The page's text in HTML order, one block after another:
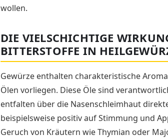
wollen.
DIE VIELSCHICHTIGE
BITTERSTOFFE IN
Gewürze enthalten charakteristische
Ölen vorliegen. Diese Öle sind
entfalten über die Nasenschleimhaut
beispielsweise positiv auf Stimmung und
Geruch von Kräutern wie Thymian oder